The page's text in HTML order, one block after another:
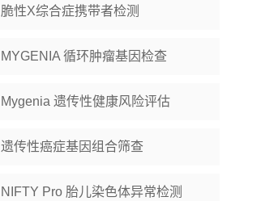
脆性X综合症携带者检测
MYGENIA 循环肿瘤基因检查
Mygenia 遗传性健康风险评估
遗传性癌症基因组合筛查
NIFTY Pro 胎儿染色体异常检测